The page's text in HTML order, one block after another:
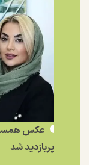
عکس
پربازدید شد